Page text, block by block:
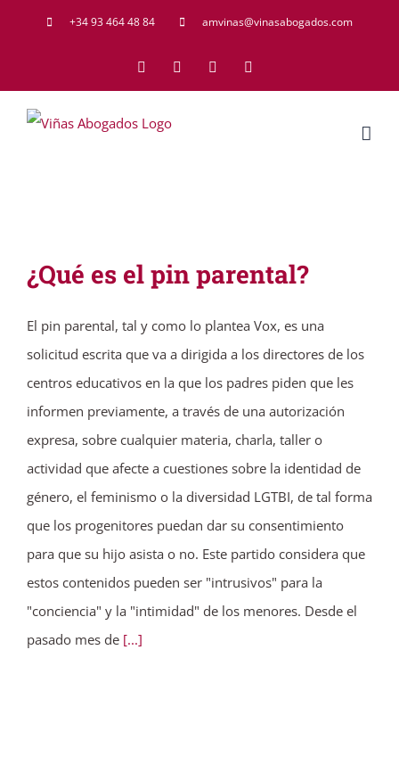
+34 93 464 48 84 amvinas@vinasabogados.com
FacebookTwitter LinkedIn
¿Qué es el pin parental?
El pin parental, tal y como lo plantea Vox, es una
solicitud escrita que va a dirigida a los directores de los
centros educativos en la que los padres piden que les
informen previamente, a través de una autorización
expresa, sobre cualquier materia, charla, taller o
actividad que afecte a cuestiones sobre la identidad de
género, el feminismo o la diversidad LGTBI, de tal forma
que los progenitores puedan dar su consentimiento
para que su hijo asista o no. Este partido considera que
estos contenidos pueden ser "intrusivos" para la
"conciencia" y la "intimidad" de los menores. Desde el
pasado mes de [...]